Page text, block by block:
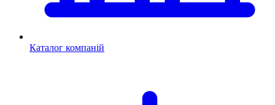
Каталог компаній